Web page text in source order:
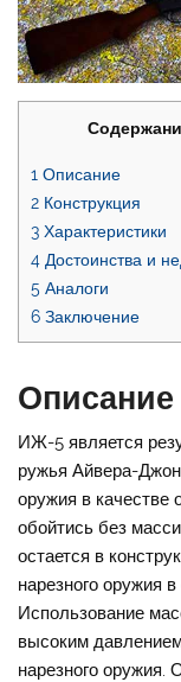
1 Описание
2 Конструкция
3 Характеристики
4 Достоинства и
5 Аналоги
6 Заключение
Описание
ИЖ-5 является
ружья Айвера-
оружия в качестве
обойтись без
остается в
нарезного оружия
Использование
высоким
нарезного оружия.